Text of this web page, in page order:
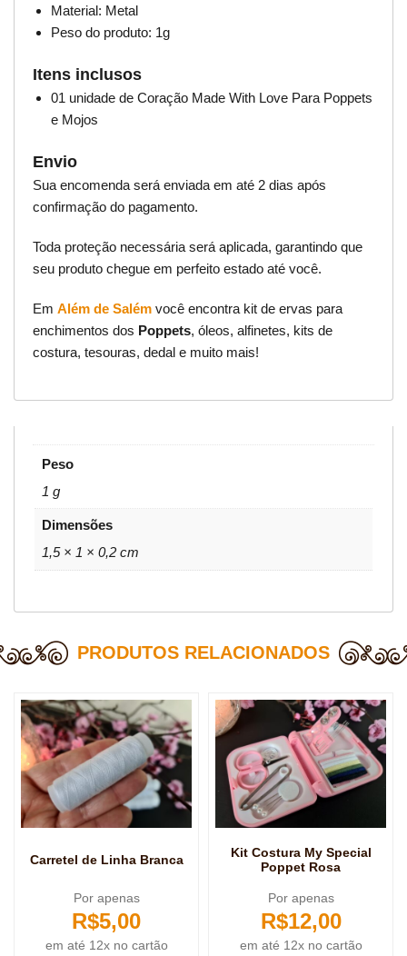
Material: Metal
Peso do produto: 1g
Itens inclusos
01 unidade de Coração Made With Love Para Poppets
e Mojos
Envio
Sua encomenda será enviada em até 2 dias após
confirmação do pagamento.
Toda proteção necessária será aplicada, garantindo que
seu produto chegue em perfeito estado até você.
Em Além de Salém você encontra kit de ervas para
enchimentos dos Poppets, óleos, alfinetes, kits de
costura, tesouras, dedal e muito mais!
Peso
1 g
Dimensões
1,5 × 1 × 0,2 cm
PRODUTOS RELACIONADOS
Carretel de Linha Branca
Por apenas
R$5,00
em até 12x no cartão
Kit Costura My Special
Poppet Rosa
Por apenas
R$12,00
em até 12x no cartão